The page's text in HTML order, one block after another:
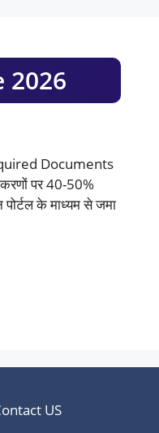
2026
Documents
पर 40-50%
के माध्यम से जमा
US